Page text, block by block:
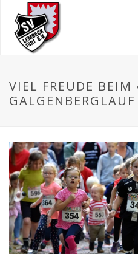
VIEL FREUDE BEIM
GALGENBERGLAUF